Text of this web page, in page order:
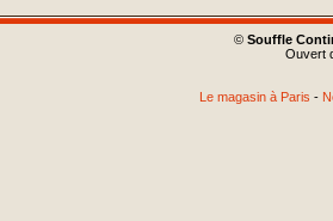
© Souffle
Ouvert
Le magasin à Paris -